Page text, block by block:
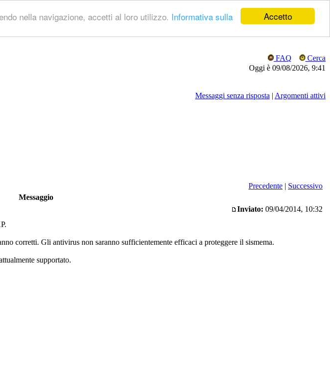
Accetto
nella navigazione, accetti al loro utilizzo. Informativa sulla
FAQ
Cerca
Oggi è 09/08/2026, 9:41
Messaggi senza risposta | Argomenti attivi
Precedente | Successivo
Messaggio
Inviato: 09/04/2014, 10:32
corretti. Gli antivirus non saranno sufficientemente efficaci a proteggere il sismema.
supportato.